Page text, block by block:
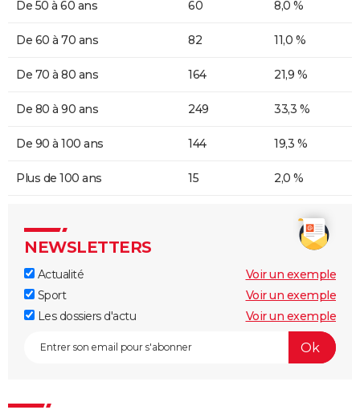
De 50 à 60 ans 60 8,0 %
De 60 à 70 ans 82 11,0 %
De 70 à 80 ans 164 21,9 %
De 80 à 90 ans 249 33,3 %
De 90 à 100 ans 144 19,3 %
Plus de 100 ans 15 2,0 %
NEWSLETTERS
Actualité
Voir un exemple
Sport
Voir un exemple
Les dossiers d'actu
Voir un exemple